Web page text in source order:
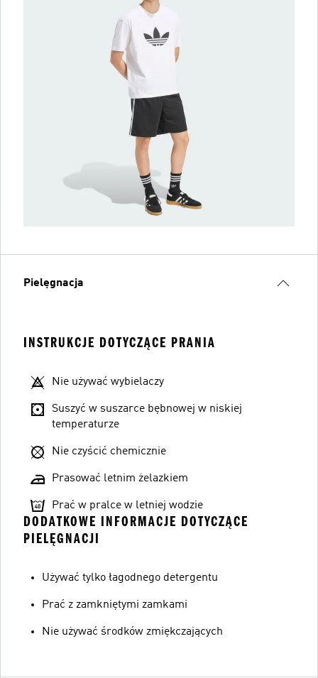
Pielęgnacja
INSTRUKCJE DOTYCZĄCE PRANIA
Nie używać wybielaczy
Suszyć w suszarce bębnowej w niskiej
temperaturze
Nie czyścić chemicznie
Prasować letnim żelazkiem
Prać w pralce w letniej wodzie
DODATKOWE INFORMACJE DOTYCZĄCE
PIELĘGNACJI
Używać tylko łagodnego detergentu
Prać z zamkniętymi zamkami
Nie używać środków zmiękczających